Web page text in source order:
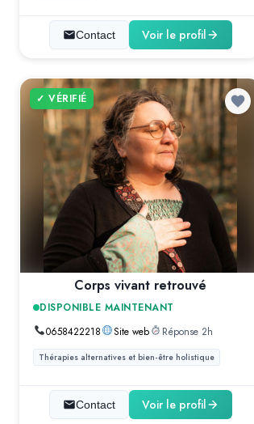
Contact Voir le profil
✓ VÉRIFIÉ
Corps vivant retrouvé
DISPONIBLE MAINTENANT
0658422218
Site web Réponse 2h
Thérapies alternatives et bien-être holistique
Contact Voir le profil